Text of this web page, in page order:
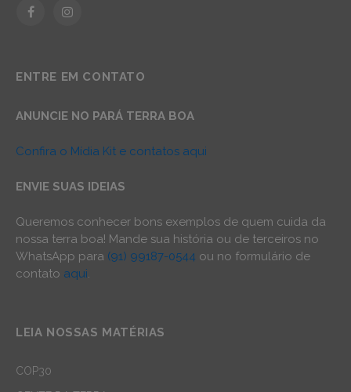
FacebookInstagram
ENTRE EM CONTATO
ANUNCIE NO PARÁ TERRA BOA
Confira o Mídia Kit e contatos aqui
ENVIE SUAS IDEIAS
Queremos conhecer bons exemplos de quem cuida da
nossa terra boa! Mande sua história ou de terceiros no
WhatsApp para (91) 99187-0544 ou no formulário de
contato aqui.
LEIA NOSSAS MATÉRIAS
COP30